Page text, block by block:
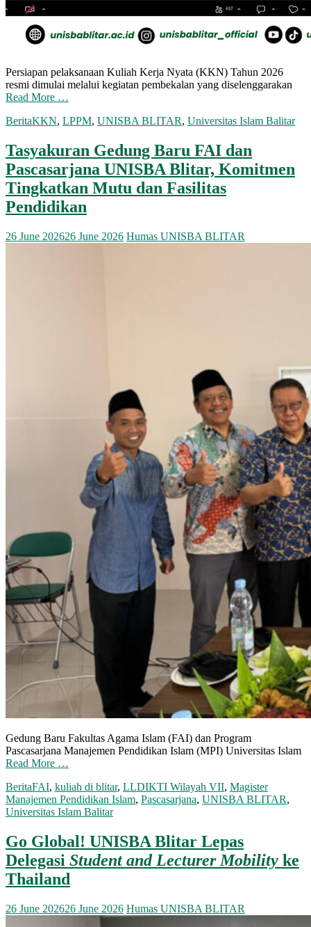
Persiapan pelaksanaan Kuliah Kerja Nyata (KKN) Tahun 2026
resmi dimulai melalui kegiatan pembekalan yang diselenggarakan
Read More …
BeritaKKN, LPPM, UNISBA BLITAR, Universitas Islam Balitar
Tasyakuran Gedung Baru FAI dan
Pascasarjana UNISBA Blitar, Komitmen
Tingkatkan Mutu dan Fasilitas
Pendidikan
26 June 202626 June 2026 Humas UNISBA BLITAR
Gedung Baru Fakultas Agama Islam (FAI) dan Program
Pascasarjana Manajemen Pendidikan Islam (MPI) Universitas Islam
Read More …
BeritaFAI, kuliah di blitar, LLDIKTI Wilayah VII, Magister
Manajemen Pendidikan Islam, Pascasarjana, UNISBA BLITAR,
Universitas Islam Balitar
Go Global! UNISBA Blitar Lepas
Delegasi Student and Lecturer Mobility ke
Thailand
26 June 202626 June 2026 Humas UNISBA BLITAR